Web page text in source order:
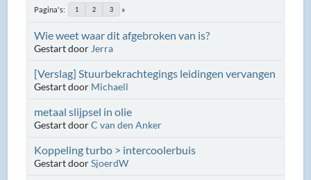
Pagina's 1 2 3
Wie weet waar dit afgebroken van is?
Gestart door Jerra
[Verslag] Stuurbekrachtegings leidingen vervangen
Gestart door Michaell
metaal slijpsel in olie
Gestart doorC van den Anker
Koppeling turbo > intercoolerbuis
Gestart doorSjoerdW